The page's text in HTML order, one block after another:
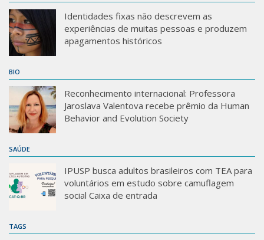
Identidades fixas não descrevem as
experiências de muitas pessoas e produzem
apagamentos históricos
BIO
Reconhecimento internacional: Professora
Jaroslava Valentova recebe prêmio da Human
Behavior and Evolution Society
SAÚDE
IPUSP busca adultos brasileiros com TEA para
voluntários em estudo sobre camuflagem
social Caixa de entrada
TAGS